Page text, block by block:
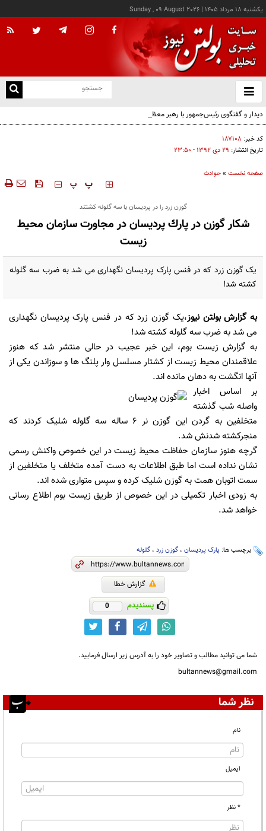
يکشنبه ۱۸ مرداد ۱۴۰۵ |
Sunday , 09 August 2026
باز
و
دیدار و گفتگوی رئیس‌جمهور با رهبر معظم انقلاب درباره مسائل اقتصادی و نظامی کشور
کد خبر: ۱۸۷۱۰۸
تاریخ انتشار: ۲۹ دی ۱۳۹۲ - ۲۳:۵۰
صفحه نخست »حوادث
‍‍‍ پ پ
گوزن زرد را در پردیسان با سه گلوله کشتند
شكار گوزن در پارك پرديسان در مجاورت سازمان محيط
زيست
یک گوزن زرد که در فنس پارک پردیسان نگهداری می شد به ضرب سه گلوله
کشته شد!
به گزارشبولتن نیوز،یک گوزن زرد که در فنس پارک پردیسان نگهداری
می شد به ضرب سه گلوله کشته شد!
به گزارش زیست بوم، این خبر عجیب در حالی منتشر شد که هنوز
علاقمندان محیط زیست از کشتار مسلسل وار پلنگ ها و سوزاندن یکی از
آنها انگشت به دهان مانده اند.
بر اساس اخبار
واصله شب گذشته
متخلفین به گردن این گوزن نر 6 ساله سه گلوله شلیک کردند که
منجرکشته شدنش شد.
گرچه هنوز سازمان حفاظت محیط زیست در این خصوص واکنش رسمی
نشان نداده است اما طبق اطلاعات به دست آمده متخلف یا متخلفین از
سمت اتوبان همت به گوزن شلیک کرده و سپس متواری شده اند.
به زودی اخبار تکمیلی در این خصوص از طریق زیست بوم اطلاع رسانی
خواهد شد.
برچسب ها: پارک پردیسان ، گوزن زرد ، گلوله
گزارش خطا
پسندیدم 0
شما می توانید مطالب و تصاویر خود را به آدرس زیر ارسال فرمایید.
bultannews@gmail.com
نظر شما
نام
ایمیل
* نظر